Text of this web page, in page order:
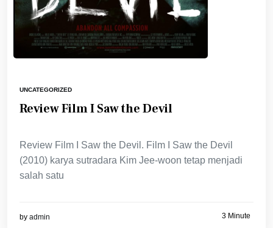
UNCATEGORIZED
Review Film I Saw the Devil
Review Film I Saw the Devil. Film I Saw the Devil
(2010) karya sutradara Kim Jee-woon tetap menjadi
salah satu
by admin 3 Minute